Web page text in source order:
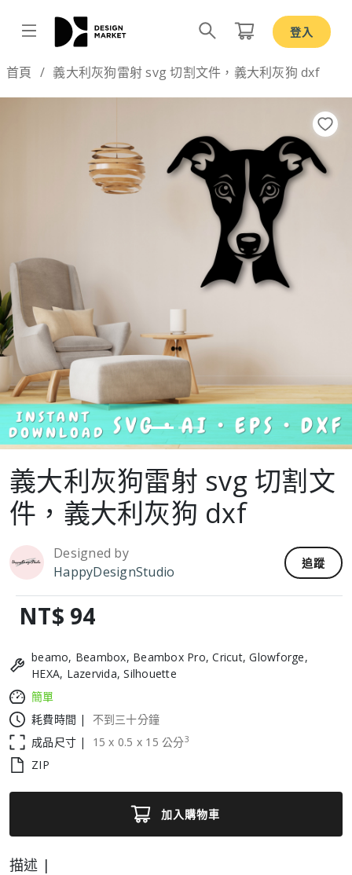
登入
首頁 義大利灰狗雷射 svg 切割文件，義大利灰狗 dxf
Previous
義大利灰狗雷射 svg 切割文
件，義大利灰狗 dxf
Designed by
HappyDesignStudio
追蹤
NT$ 94
beamo, Beambox, Beambox Pro, Cricut, Glowforge,
HEXA, Lazervida, Silhouette
簡單
耗費時間 |
不到三十分鐘
成品尺寸 |
15 x 0.5 x 15 公分3
ZIP
加入購物車
描述 |